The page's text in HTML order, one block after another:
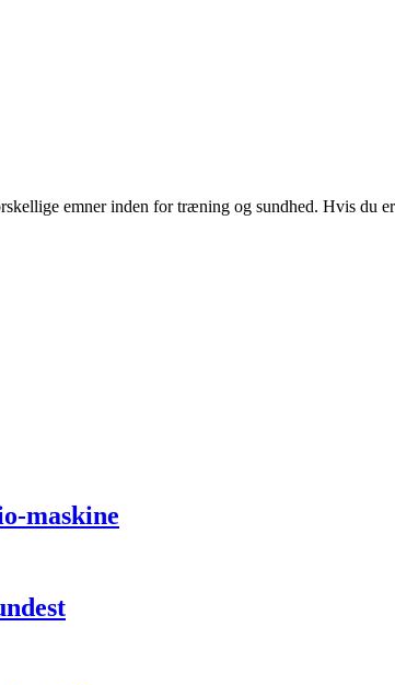
emner inden for træning og sundhed. Hvis du
maskine